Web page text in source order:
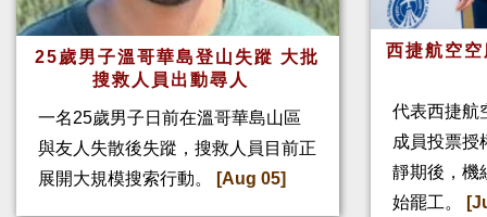
25歲男子溫哥華島登山失蹤 大批
搜救人員出動尋人
一名25歲男子日前在溫哥華島山區
與友人失散後失蹤，搜救人員目前正
展開大規模搜索行動。
[Aug 05]
西捷航空
代表西捷航
成員投票授
靜期後，機
始罷工。